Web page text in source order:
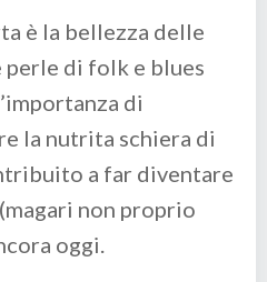
è la bellezza delle
di folk e blues
di
la nutrita schiera di
a far diventare
non proprio
oggi.